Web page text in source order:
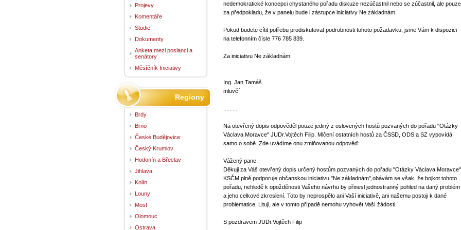
nedemokratické koncepci chystaného pořadu diskuze nezúčastnil nebo se zúčastnil, ale pouze
za předpokladu, že v panelu bude i zástupce iniciativy Ne základnám.
Pokud budete cítit potřebu prodiskutovat podrobnosti tohoto požadavku, jsme Vám k dispozici
na telefonním čísle 776 785 839.
Za iniciativu Ne základnám
Ing. Jan Tamáš
mluvčí
Na otevřený dopis odpověděl pouze jediný z oslovených hostů pozvaných do pořadu "Otázky
Václava Moravce" JUDr.Vojtěch Filip. Mlčení ostatních hostů za ČSSD, ODS a SZ vypovídá
samo o sobě. Zde uvádíme onu zmiňovanou odpověď:
Vážený pane.
Děkuji za Váš otevřený dopis určený hostům pozvaných do pořadu "Otázky Václava
KSČM plně podporuje občanskou iniciativu "Ne základnám",obávám se však, že bojkot tohoto
pořadu, nehledě k opožděnosti Vašeho návrhu by přinesl jednostranný pohled na daný problém
a jeho celkové zkreslení. Toto by neprospělo ani Vaší iniciativě, ani našemu postoji k dané
problematice. Lituji, ale v tomto případě nemohu vyhovět Vaší žádosti.
S pozdravem JUDr.Vojtěch Filip
Projevy
Komentáře
Studie
Dokumenty
Anketa mezi poslanci a
senátory
Měsíčník Iniciativy
Regiony
Brdy
Brno
České Budějovice
Český Krumlov
Hodonín a Břeclav
Jihlava
Kolín
Louny
Most
Olomouc
Ostrava